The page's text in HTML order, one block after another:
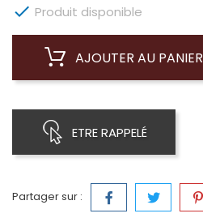
 Produit disponible
AJOUTER AU PANIER
ETRE RAPPELÉ
Partager sur :